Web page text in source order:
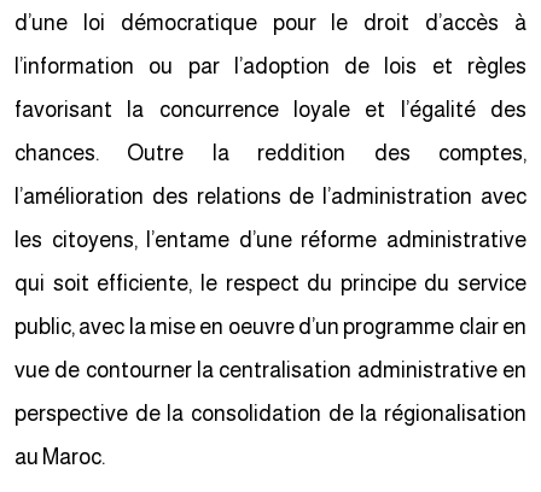
d’une loi démocratique pour le droit d’accès à
l’information ou par l’adoption de lois et règles
favorisant la concurrence loyale et l’égalité des
chances. Outre la reddition des comptes,
l’amélioration des relations de l’administration avec
les citoyens, l’entame d’une réforme administrative
qui soit efficiente, le respect du principe du service
public, avec la mise en oeuvre d’un programme clair en
vue de contourner la centralisation administrative en
perspective de la consolidation de la régionalisation
au Maroc.